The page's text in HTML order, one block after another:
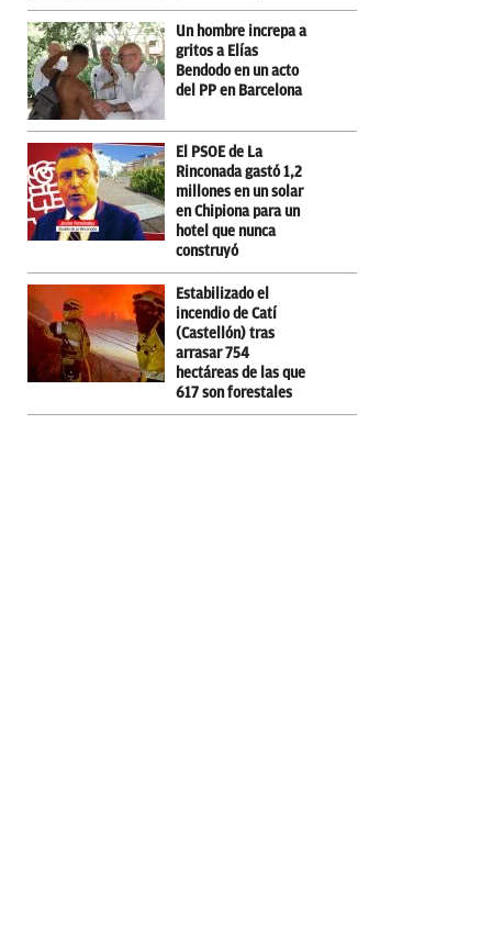
Un hombre increpa a
gritos a Elías
Bendodo en un acto
del PP en Barcelona
El PSOE de La
Rinconada gastó 1,2
millones en un solar
en Chipiona para un
hotel que nunca
construyó
Estabilizado el
incendio de Catí
(Castellón) tras
arrasar 754
hectáreas de las que
617 son forestales